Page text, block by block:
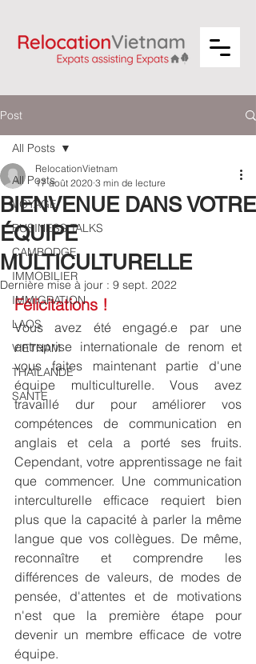
Post
All Posts
VOYAGE
BUSINESS TALKS
CAMBODGE
IMMOBILIER
IMMIGRATION
LAOS
VIETNAM
THAÏLANDE
SANTE
All Posts
BIENVENUE DANS VOTRE
ÉQUIPE
MULTICULTURELLE
RelocationVietnam
17 août 2020 3 min de lecture
Dernière mise à jour : 9 sept. 2022
Félicitations !
Vous avez été engagé.e par une
entreprise internationale de renom et
vous faites maintenant partie d'une
équipe multiculturelle. Vous avez
travaillé dur pour améliorer vos
compétences de communication en
anglais et cela a porté ses fruits.
Cependant, votre apprentissage ne fait
que commencer. Une communication
interculturelle efficace requiert bien
plus que la capacité à parler la même
langue que vos collègues. De même,
reconnaître et comprendre les
différences de valeurs, de modes de
pensée, d'attentes et de motivations
n'est que la première étape pour
devenir un membre efficace de votre
équipe.